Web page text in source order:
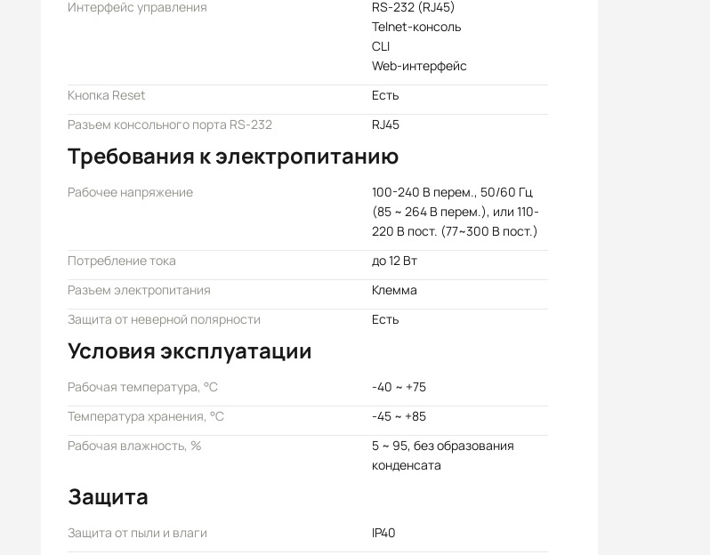
Интерфейс управления
RS-232 (RJ45)
Telnet-консоль
CLI
Web-интерфейс
Кнопка Reset
Есть
Разъем консольного порта RS-232
RJ45
Требования к электропитанию
Рабочее напряжение
100-240 В перем., 50/60 Гц
(85 ~ 264 В перем.), или 110-
220 В пост. (77~300 В пост.)
Потребление тока
до 12 Вт
Разъем электропитания
Клемма
Защита от неверной полярности
Есть
Условия эксплуатации
Рабочая температура, °C
-40 ~ +75
Температура хранения, °C
-45 ~ +85
Рабочая влажность, %
5 ~ 95, без образования
конденсата
Защита
Защита от пыли и влаги
IP40